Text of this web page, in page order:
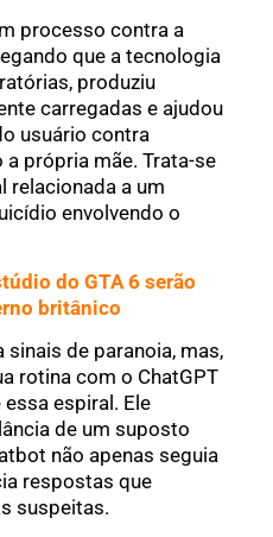
processo contra a
que a tecnologia
produziu
carregadas e ajudou
usuário contra
própria mãe. Trata-se
relacionada a um
envolvendo o
do GTA 6 serão
britânico
de paranoia, mas,
rotina com o ChatGPT
espiral. Ele
de um suposto
não apenas seguia
respostas que
suspeitas.